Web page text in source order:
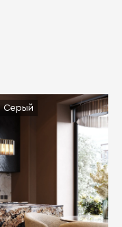
Серый